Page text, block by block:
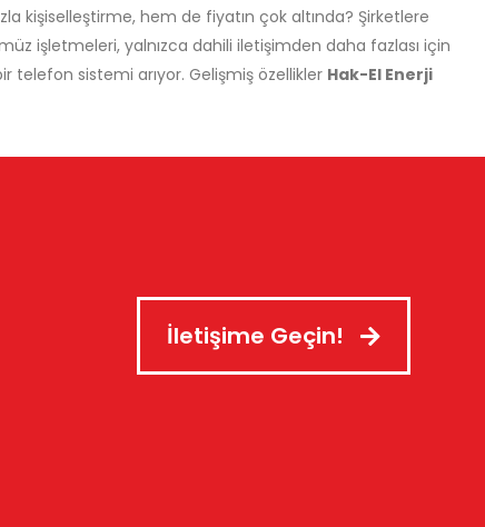
kişiselleştirme, hem de fiyatın çok altında? Şirketlere
işletmeleri, yalnızca dahili iletişimden daha fazlası için
sistemi arıyor. Gelişmiş özellikler Hak-El Enerji
İletişime Geçin!